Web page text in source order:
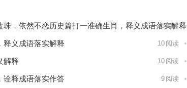
，依然不恋历史篇打一准确生肖，释义成语落实解释
8阅读
释义成语落实解释 10 阅读
解释 10 阅读
诠释成语落实作答 9 阅读